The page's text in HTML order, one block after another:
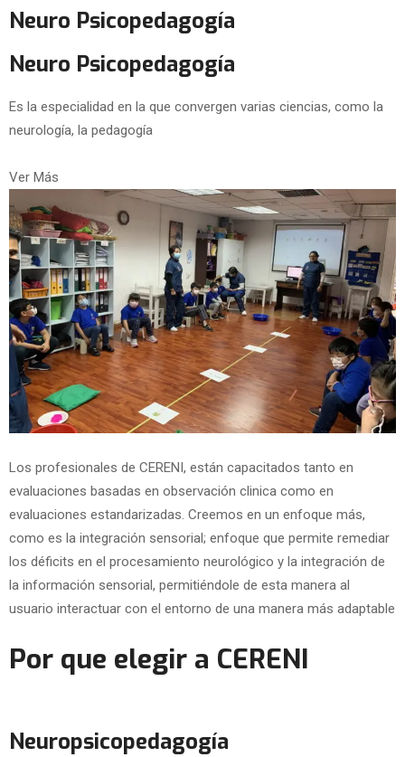
Neuro Psicopedagogía
Neuro Psicopedagogía
Es la especialidad en la que convergen varias ciencias, como la
neurología, la pedagogía
Ver Más
Los profesionales de CERENI, están capacitados tanto en
evaluaciones basadas en observación clinica como en
evaluaciones estandarizadas. Creemos en un enfoque más,
como es la integración sensorial; enfoque que permite remediar
los déficits en el procesamiento neurológico y la integración de
la información sensorial, permitiéndole de esta manera al
usuario interactuar con el entorno de una manera más adaptable
Por que elegir a CERENI
Neuropsicopedagogía